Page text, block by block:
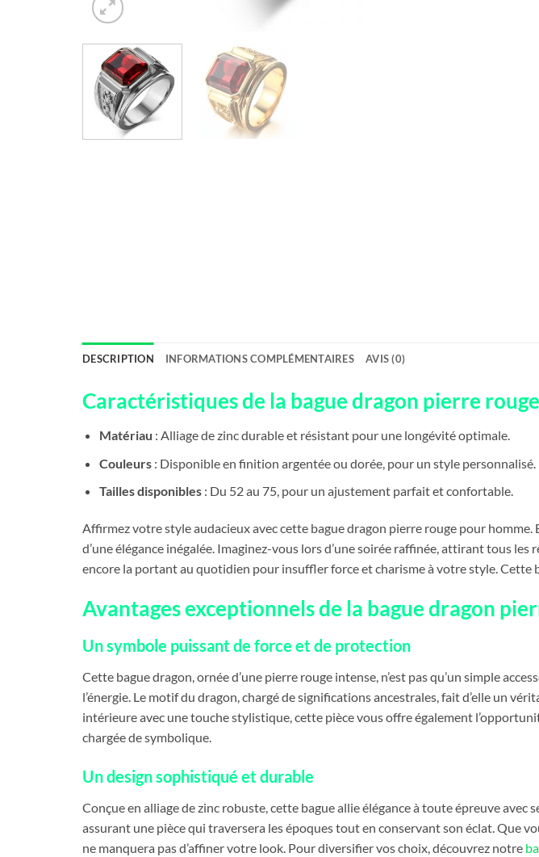
DESCRIPTION INFORMATIONS COMPLÉMENTAIRES AVIS (0)
Caractéristiques de la bague dragon pierre
Matériau : Alliage de zinc durable et résistant pour une longévité optimale.
Couleurs: Disponible en finition argentée ou dorée, pour un style personnalisé.
Tailles disponibles: Du 52 au 75, pour un ajustement parfait et confortable.
Affirmez votre style audacieux avec cette bague dragon pierre rouge pour
d’une élégance inégalée. Imaginez-vous lors d’une soirée raffinée, attirant tous
encore la portant au quotidien pour insuffler force et charisme à votre style. Cette
Avantages exceptionnels de la bague dragon
Un symbole puissant de force et de protection
Cette bague dragon, ornée d’une pierre rouge intense, n’est pas qu’un simple
l’énergie. Le motif du dragon, chargé de significations ancestrales, fait d’elle un
intérieure avec une touche stylistique, cette pièce vous offre également
chargée de symbolique.
Un design sophistiqué et durable
Conçue en alliage de zinc robuste, cette bague allie élégance à toute épreuve
assurant une pièce qui traversera les époques tout en conservant son éclat. Que
ne manquera pas d’affiner votre look. Pour diversifier vos choix, découvrez notre